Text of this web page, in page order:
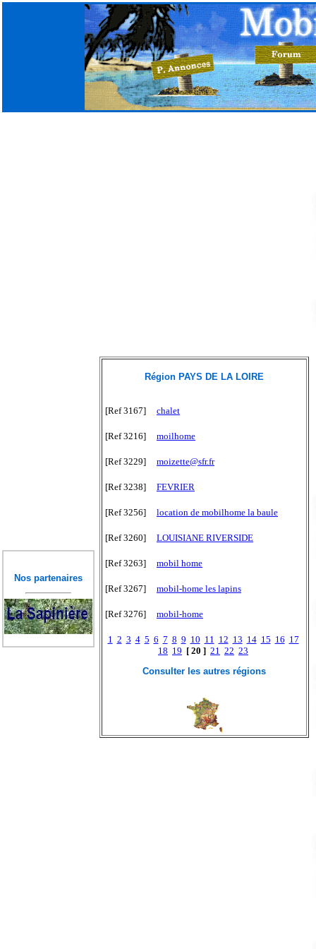
Nos partenaires
Région PAYS DE LA LOIRE
[Ref 3167] chalet
[Ref 3216] moilhome
[Ref 3229] moizette@sfr.fr
[Ref 3238] FEVRIER
[Ref 3256] location de mobilhome la baule
[Ref 3260] LOUISIANE RIVERSIDE
[Ref 3263] mobil home
[Ref 3267] mobil-home les lapins
[Ref 3276] mobil-home
1 2 3 4 5 6 7 8 9 10 11 12 13 14 15 16 17
18 19 [ 20 ] 21 22 23
Consulter les autres régions